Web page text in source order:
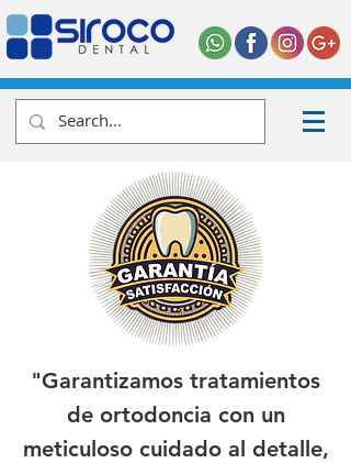
"Garantizamos tratamientos
de ortodoncia con un
meticuloso cuidado al detalle,